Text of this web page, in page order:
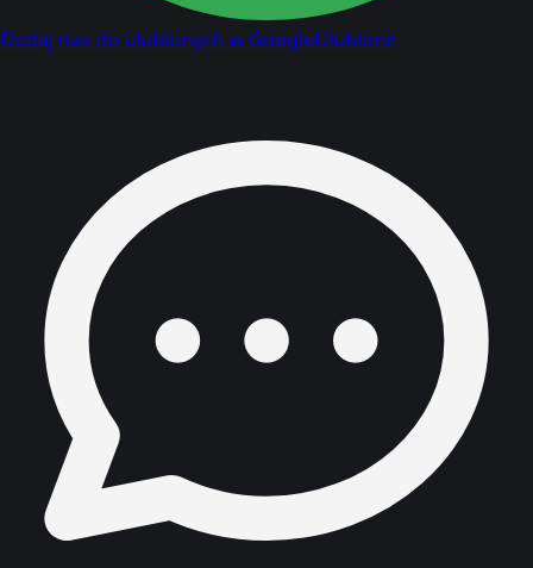
Dodaj nas do ulubionych w GoogleUlubione